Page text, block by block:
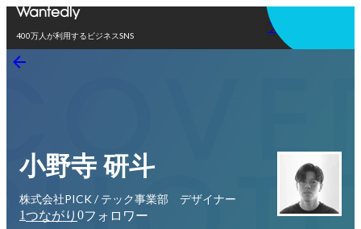
400万人が利用するビジネスSNS
アプリを使う
小野寺 研斗
株式会社PICK / テック事業部 デザイナー
1つながり 0フォロワー